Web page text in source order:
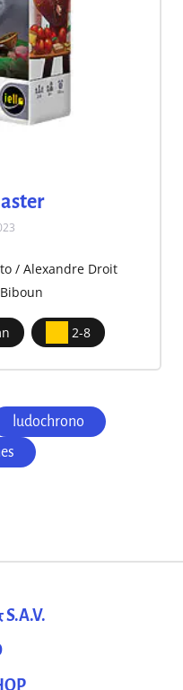
/ Alexandre Droit
2-8
ludochrono
S.A.V.